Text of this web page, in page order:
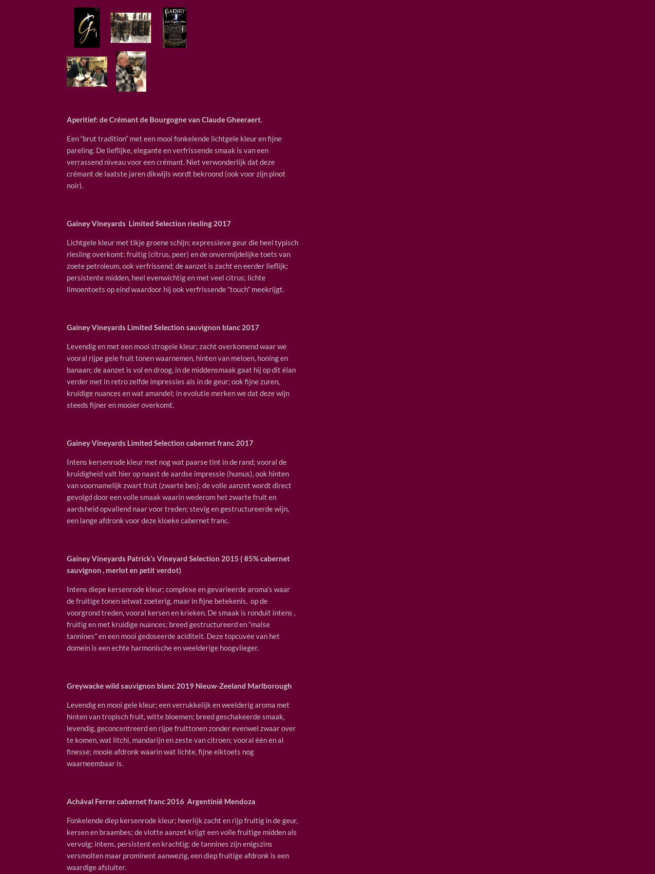
Aperitief: deCrémant de Bourgogne van Claude Gheeraert.
Een “brut tradition” met een mooi fonkelende lichtgele kleur en fijne
pareling. De lieflijke, elegante en verfrissende smaak is van een
verrassend niveau voor een crémant. Niet verwonderlijk dat deze
crémant de laatste jaren dikwijls wordt bekroond (ook voor zijn pinot
noir).
Gainey Vineyards Limited Selection riesling 2017
Lichtgele kleur met tikje groene schijn; expressieve geur die heel typisch
riesling overkomt: fruitig (citrus, peer) en de onvermijdelijke toets van
zoete petroleum, ook verfrissend; de aanzet is zacht en eerder lieflijk;
persistente midden, heel evenwichtig en met veel citrus; lichte
limoentoets op eind waardoor hij ook verfrissende “touch” meekrijgt.
Gainey Vineyards Limited Selection sauvignon blanc 2017
Levendig en met een mooi strogele kleur; zacht overkomend waar we
vooral rijpe gele fruit tonen waarnemen, hinten van meloen, honing en
banaan; de aanzet is vol en droog, in de middensmaak gaat hij op dit élan
verder met in retro zelfde impressies als in de geur; ook fijne zuren,
kruidige nuances en wat amandel; in evolutie merken we dat deze wijn
steeds fijner en mooier overkomt.
Gainey Vineyards Limited Selection cabernet franc 2017
Intens kersenrode kleur met nog wat paarse tint in de rand; vooral de
kruidigheid valt hier op naast de aardse impressie (humus), ook hinten
van voornamelijk zwart fruit (zwarte bes); de volle aanzet wordt direct
gevolgd door een volle smaak waarin wederom het zwarte fruit en
aardsheid opvallend naar voor treden; stevig en gestructureerde wijn,
een lange afdronk voor deze kloeke cabernet franc.
Gainey Vineyards Patrick’s Vineyard Selection 2015 ( 85% cabernet
sauvignon , merlot en petit verdot)
Intens diepe kersenrode kleur; complexe en gevarieerde aroma’s waar
de fruitige tonen ietwat zoeterig, maar in fijne betekenis, op de
voorgrond treden, vooral kersen en krieken. De smaak is ronduit intens ,
fruitig en met kruidige nuances; breed gestructureerd en “malse
tannines” en een mooi gedoseerde aciditeit. Deze topcuvée van het
domein is een echte harmonische en weelderige hoogvlieger.
Greywacke wild sauvignon blanc 2019 Nieuw-Zeeland Marlborough
Levendig en mooi gele kleur; een verrukkelijk en weelderig aroma met
hinten van tropisch fruit, witte bloemen; breed geschakeerde smaak,
levendig, geconcentreerd en rijpe fruittonen zonder evenwel zwaar over
te komen, wat litchi, mandarijn en zeste van citroen; vooral één en al
finesse; mooie afdronk waarin wat lichte, fijne eiktoets nog
waarneembaar is.
Achával Ferrer cabernet franc 2016 Argentinië Mendoza
Fonkelende diep kersenrode kleur; heerlijk zacht en rijp fruitig in de geur,
kersen en braambes; de vlotte aanzet krijgt een volle fruitige midden als
vervolg; intens, persistent en krachtig; de tannines zijn enigszins
versmolten maar prominent aanwezig, een diep fruitige afdronk is een
waardige afsluiter.